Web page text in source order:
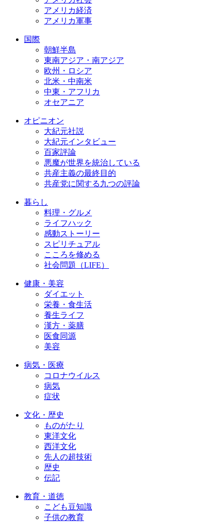
アメリカ経済
アメリカ軍事
国際
朝鮮半島
東南アジア・南アジア
欧州・ロシア
北米・中南米
中東・アフリカ
オセアニア
オピニオン
大紀元社説
大紀元インタビュー
百家評論
悪魔が世界を統治している
共産主義の最終目的
共産党に関する九つの評論
暮らし
料理・グルメ
ライフハック
感動ストーリー
スピリチュアル
こころを修める
社会問題（LIFE）
健康・美容
ダイエット
栄養・食生活
養生ライフ
漢方・薬膳
医食同源
美容
病気・医療
コロナウイルス
病気
症状
文化・歴史
ものがたり
東洋文化
西洋文化
先人の超技術
歴史
伝記
教育・道徳
こども豆知識
子供の教育